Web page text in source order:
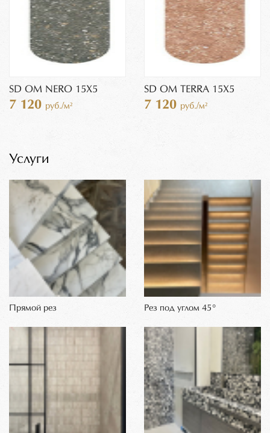
SD OM NERO 15X5
7 120 руб./м²
SD OM TERRA 15X5
7 120 руб./м²
Услуги
Прямой рез Рез под углом 45°